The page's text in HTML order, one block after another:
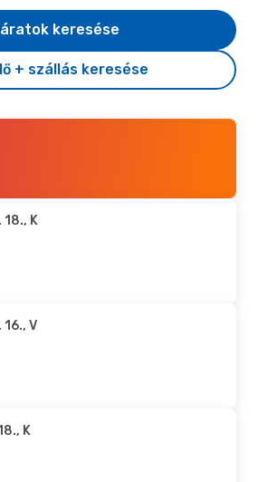
+ szállás keresése
keresése
18., K
16., V
K